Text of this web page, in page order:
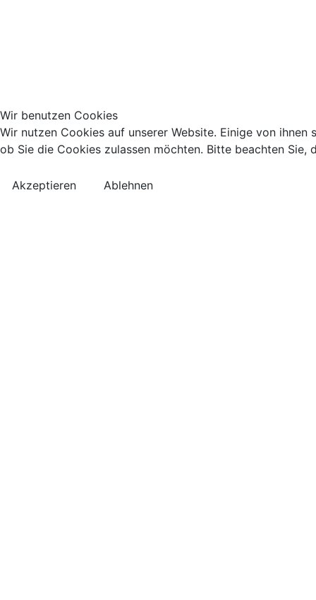
Wir benutzen Cookies
Wir nutzen Cookies auf unserer Website. Einige von
ob Sie die Cookies zulassen möchten. Bitte beachten
Akzeptieren Ablehnen